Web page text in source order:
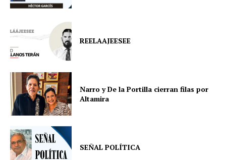
REELAAJEESEE
Narro y De la Portilla cierran filas por
Altamira
SEÑAL POLÍTICA